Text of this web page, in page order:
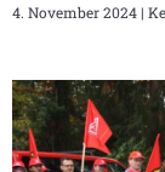
4. November 2024